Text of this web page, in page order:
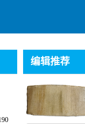
编辑推荐